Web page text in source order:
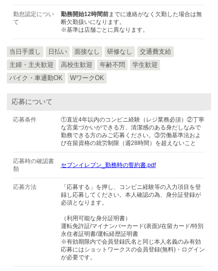
勤怠認定につい
て
勤務開始12時間前までに連絡がなく欠勤した場合は無
断欠勤扱いになります。
※基準は店舗ごとに異なります。
当日手渡し 日払い 面接なし 研修なし
交通費支給
主婦・主夫歓迎
高校生歓迎 年齢不問
学生歓迎
バイク・車通勤OK
WワークOK
応募について
応募条件
①直近4年以内のコンビニ経験（レジ業務必須）②丁寧
な言葉づかいができる方、清潔感のある身だしなみで
勤務できる方のみご応募ください。③労働基準法およ
び在留資格の就労制限（週28時間）を超えないこと
応募時の確認書
類
セブンイレブン_勤務時の誓約書.pdf
応募方法
「応募する」を押し、コンビニ経験等の入力項目を登
録し応募してください。本人確認の為、身分証登録が
必須となります。
（利用可能な身分証明書）
運転免許証/マイナンバーカード(表面)/在留カード/特別
永住者証明書/運転経歴証明書
※有効期限内で会員登録氏名と同じ本人名義のみ有効
応募にはショットワークスの会員登録(無料)・ログイン
が必要です。